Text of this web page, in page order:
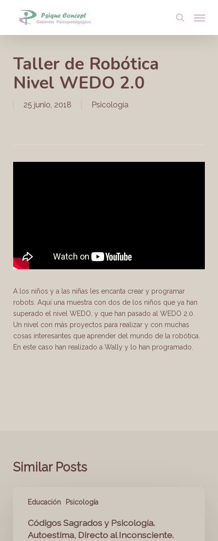
search
Taller de Robótica
Nivel WEDO 2.0
25 junio, 2018 Psicología
A los niños y a las niñas les encanta crear y programar
robots. Aquí una muestra con dos de los niños que ya han
superado el nivel WEDO, y que han pasado al WEDO 2.0.
Un nivel con más proyectos para realizar y con muchas
cosas interesantes que aprender del mundo de la robótica.
En este caso han realizado a Wally y lo han programado.
Similar Posts
Educación Psicología
Códigos Sagrados y Psicología.
Autoestima, Directo al Inconsciente.